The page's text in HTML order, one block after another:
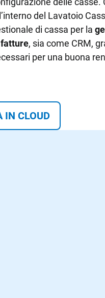
del Lavatoio
di cassa per la
, sia come CRM,
per una buona
IN CLOUD